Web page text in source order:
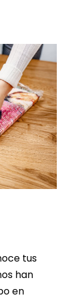
tus
han
en